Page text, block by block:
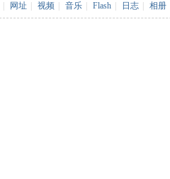
网址 视频 音乐 Flash 日志 相册